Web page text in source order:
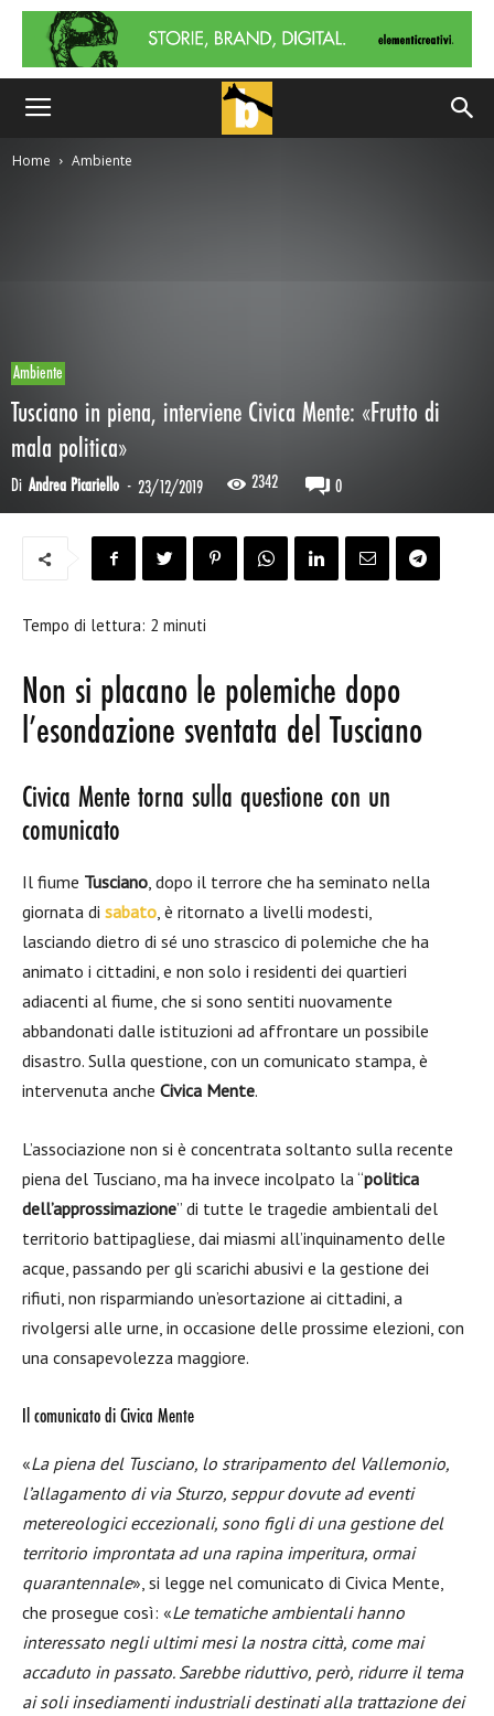
Home Ambiente
Ambiente
Tusciano in piena, interviene Civica Mente: «Frutto di
mala politica»
Di Andrea Picariello - 23/12/2019 2342 0
Tempo di lettura: 2 minuti
Non si placano le polemiche dopo
l’esondazione sventata del Tusciano
Civica Mente torna sulla questione con un
comunicato
Il fiume Tusciano, dopo il terrore che ha seminato nella
giornata di sabato, è ritornato a livelli modesti,
lasciando dietro di sé uno strascico di polemiche che ha
animato i cittadini, e non solo i residenti dei quartieri
adiacenti al fiume, che si sono sentiti nuovamente
abbandonati dalle istituzioni ad affrontare un possibile
disastro. Sulla questione, con un comunicato stampa, è
intervenuta anche Civica Mente.
L’associazione non si è concentrata soltanto sulla recente
piena del Tusciano, ma ha invece incolpato la “politica
dell’approssimazione” di tutte le tragedie ambientali del
territorio battipagliese, dai miasmi all’inquinamento delle
acque, passando per gli scarichi abusivi e la gestione dei
rifiuti, non risparmiando un’esortazione ai cittadini, a
rivolgersi alle urne, in occasione delle prossime elezioni, con
una consapevolezza maggiore.
Il comunicato di Civica Mente
«La piena del Tusciano, lo straripamento del Vallemonio,
l’allagamento di via Sturzo, seppur dovute ad eventi
metereologici eccezionali, sono figli di una gestione del
territorio improntata ad una rapina imperitura, ormai
quarantennale», si legge nel comunicato di Civica Mente,
che prosegue così: «Le tematiche ambientali hanno
interessato negli ultimi mesi la nostra città, come mai
accaduto in passato. Sarebbe riduttivo, però, ridurre il tema
ai soli insediamenti industriali destinati alla trattazione dei